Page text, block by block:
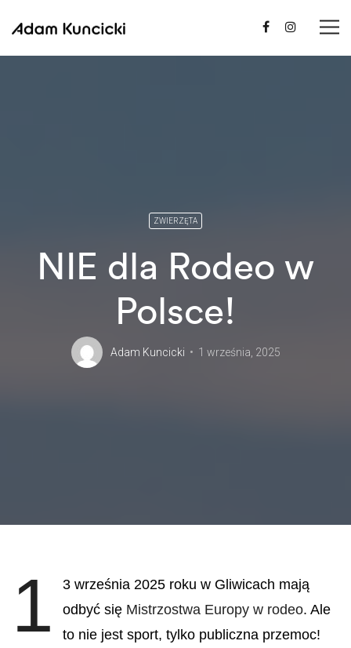
ZWIERZĘTA
NIE dla Rodeo w
Polsce!
Adam Kuncicki 1 września, 2025
1
3 września 2025 roku w Gliwicach mają
odbyć się Mistrzostwa Europy w rodeo. Ale
to nie jest sport, tylko publiczna przemoc!